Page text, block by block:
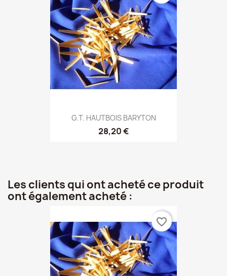
G.T. HAUTBOIS BARYTON
28,20 €
Les clients qui ont acheté ce produit
ont également acheté :
favorite_border